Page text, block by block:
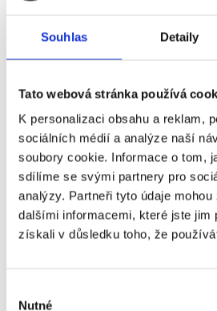
Souhlas Detaily
Tato webová stránka používá
K personalizaci obsahu a reklam,
sociálních médií a analýze naší
soubory cookie. Informace o tom,
sdílíme se svými partnery pro
analýzy. Partneři tyto údaje mohou
dalšími informacemi, které jste jim
získali v důsledku toho, že
Nutné
funkce
parkování sklep výtah
cena
49 000 Kč